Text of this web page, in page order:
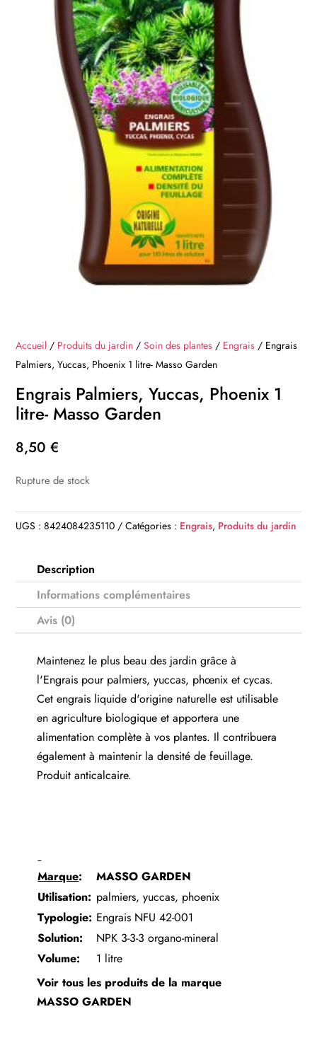
Accueil / Produits du jardin /Soin des plantes / Engrais / Engrais
Palmiers, Yuccas, Phoenix 1 litre- Masso Garden
Engrais Palmiers, Yuccas, Phoenix 1
litre- Masso Garden
8,50€
Rupture de stock
UGS :8424084235110 Catégories : Engrais, Produits du jardin
Description
Informations complémentaires
Avis (0)
Maintenez le plus beau des jardin grâce à
l'Engrais pour palmiers, yuccas, phœnix et cycas.
Cet engrais liquide d'origine naturelle est utilisable
en agriculture biologique et apportera une
alimentation complète à vos plantes. Il contribuera
également à maintenir la densité de feuillage.
Produit anticalcaire.
Marque:
MASSO GARDEN
Utilisation: palmiers, yuccas, phoenix
Typologie: Engrais NFU 42-001
Solution:
NPK 3-3-3 organo-mineral
Volume:
1 litre
Voir tous les produits de la marque
MASSO GARDEN